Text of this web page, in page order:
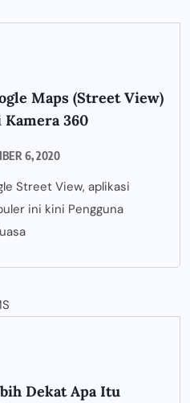
Maps (Street View)
360
6, 2020
Street View, aplikasi
ini kini Pengguna
Dekat Apa Itu